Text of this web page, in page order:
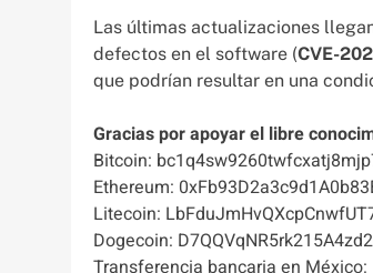
Las últimas actualizaciones
defectos en el software (CVE-
que podrían resultar en una
Gracias por apoyar el libre
Bitcoin:
Ethereum:
Litecoin:
Dogecoin: